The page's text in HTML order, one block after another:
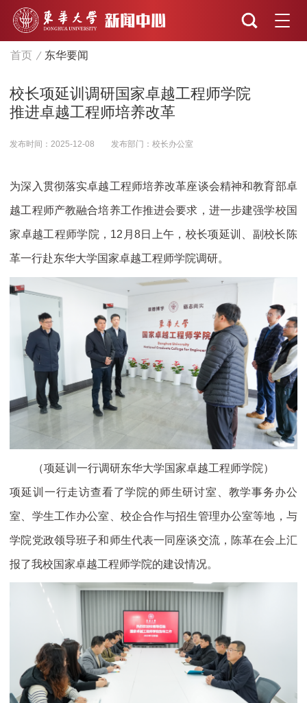
首页 东华要闻
校长项延训调研国家卓越工程师学院
推进卓越工程师培养改革
发布时间：2025-12-08 发布部门：校长办公室
为深入贯彻落实卓越工程师培养改革座谈会精神和教育部卓
越工程师产教融合培养工作推进会要求，进一步建强学校国
家卓越工程师学院，12月8日上午，校长项延训、副校长陈
革一行赴东华大学国家卓越工程师学院调研。
（项延训一行调研东华大学国家卓越工程师学院）
项延训一行走访查看了学院的师生研讨室、教学事务办公
室、学生工作办公室、校企合作与招生管理办公室等地，与
学院党政领导班子和师生代表一同座谈交流，陈革在会上汇
报了我校国家卓越工程师学院的建设情况。